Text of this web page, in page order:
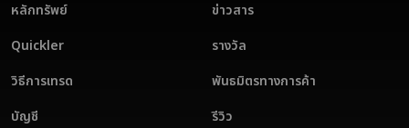
หลักทรัพย์
Quickler
วิธีการเทรด
บัญชี
ข่าวสาร
รางวัล
พันธมิตรทางการค้า
รีวิว